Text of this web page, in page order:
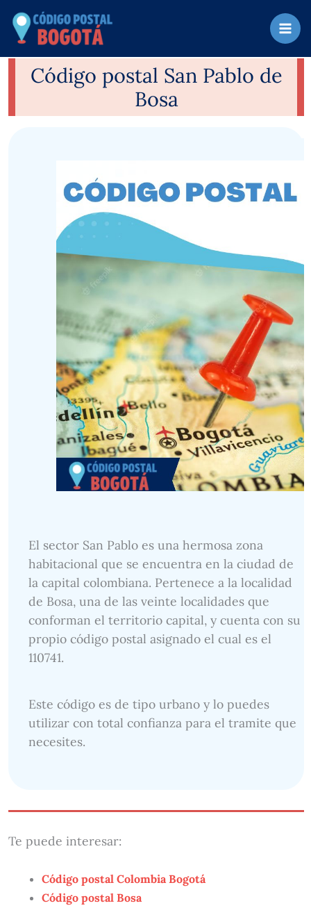
contenido
Código postal San Pablo de
Bosa
El sector San Pablo es una hermosa zona
habitacional que se encuentra en la ciudad de
la capital colombiana. Pertenece a la localidad
de Bosa, una de las veinte localidades que
conforman el territorio capital, y cuenta con su
propio código postal asignado el cual es el
110741.
Este código es de tipo urbano y lo puedes
utilizar con total confianza para el tramite que
necesites.
Te puede interesar:
Código postal Colombia Bogotá
Código postal Bosa